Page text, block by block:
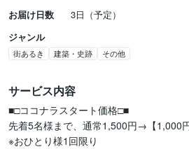
お届け日数
3日（予定）
ジャンル
街あるき 建築・史跡 その他
サービス内容
■□ココナラスタート価格□■
先着5名様まで、通常1,500円→【1,000
※おひとり様1回限り